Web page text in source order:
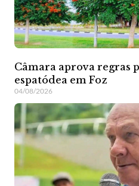
Câmara aprova regras
espatódea em Foz
04/08/2026